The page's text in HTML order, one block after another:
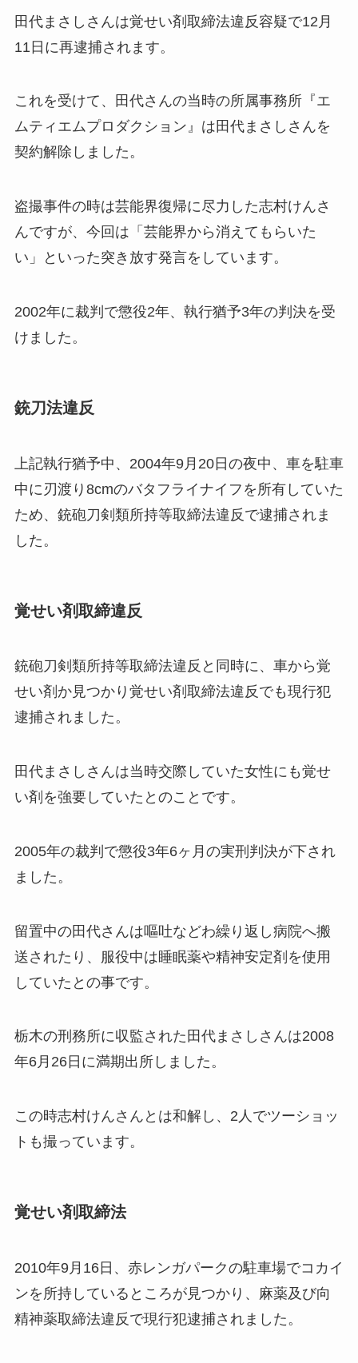
田代まさしさんは覚せい剤取締法違反容疑で12月
11日に再逮捕されます。
これを受けて、田代さんの当時の所属事務所『エ
ムティエムプロダクション』は田代まさしさんを
契約解除しました。
盗撮事件の時は芸能界復帰に尽力した志村けんさ
んですが、今回は「芸能界から消えてもらいた
い」といった突き放す発言をしています。
2002年に裁判で懲役2年、執行猶予3年の判決を受
けました。
銃刀法違反
上記執行猶予中、2004年9月20日の夜中、車を駐車
中に刃渡り8cmのバタフライナイフを所有していた
ため、銃砲刀剣類所持等取締法違反で逮捕されま
した。
覚せい剤取締違反
銃砲刀剣類所持等取締法違反と同時に、車から覚
せい剤か見つかり 覚せい剤取締法違反でも現行犯
逮捕されました。
田代まさしさんは当時交際していた女性にも覚せ
い剤を強要していたとのことです。
2005年の裁判で懲役3年6ヶ月の実刑判決が下され
ました。
留置中の田代さんは嘔吐などわ繰り返し病院へ搬
送されたり、服役中は睡眠薬や精神安定剤を使用
していたとの事です。
栃木の刑務所に収監された田代まさしさんは2008
年6月26日に満期出所しました。
この時志村けんさんとは和解し、2人でツーショッ
トも撮っています。
覚せい剤取締法
2010年9月16日、赤レンガパークの駐車場でコカイ
ンを所持しているところが見つかり、麻薬及び向
精神薬取締法違反で現行犯逮捕されました。